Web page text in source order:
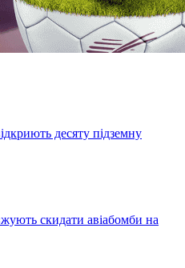
десяту підземну
скидати авіабомби на